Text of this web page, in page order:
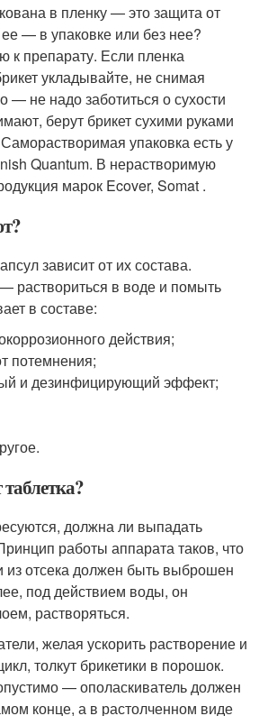
в пленку — это защита от
— в упаковке или без нее?
к препарату. Если пленка
укладывайте, не снимая
— не надо заботиться о сухости
берут брикет сухими руками
упаковка есть у
Quantum. В нерастворимую
марок Ecover, Somat .
зависит от их состава.
раствориться в воде и помыть
в составе:
действия;
потемнения;
и дезинфицирующий эффект;
должна ли выпадать
работы аппарата таков, что
из отсека должен быть выброшен
под действием воды, он
растворяться.
желая ускорить растворение и
толкут брикетики в порошок.
— ополаскиватель должен
конце, а в растолченном виде